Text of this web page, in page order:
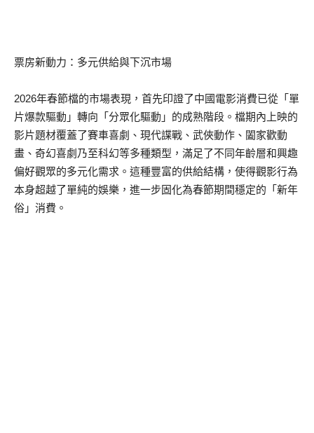
票房新動力： 多元供給與下沉市場
2026年春節檔的市場表現，首先印證了中國電影消費已從 「 單
片爆款驅動 」 轉向 「 分眾化驅動 」 的成熟階段。檔期內上映的
影片題材覆蓋了賽車喜劇、現代諜戰、武俠動作、闔家歡動
畫、奇幻喜劇乃至科幻等多種類型，滿足了不同年齡層和興趣
偏好觀眾的多元化需求。這種豐富的供給結構，使得觀影行為
本身超越了單純的娛樂，進一步固化為春節期間穩定的 「 新年
俗 」 消費。